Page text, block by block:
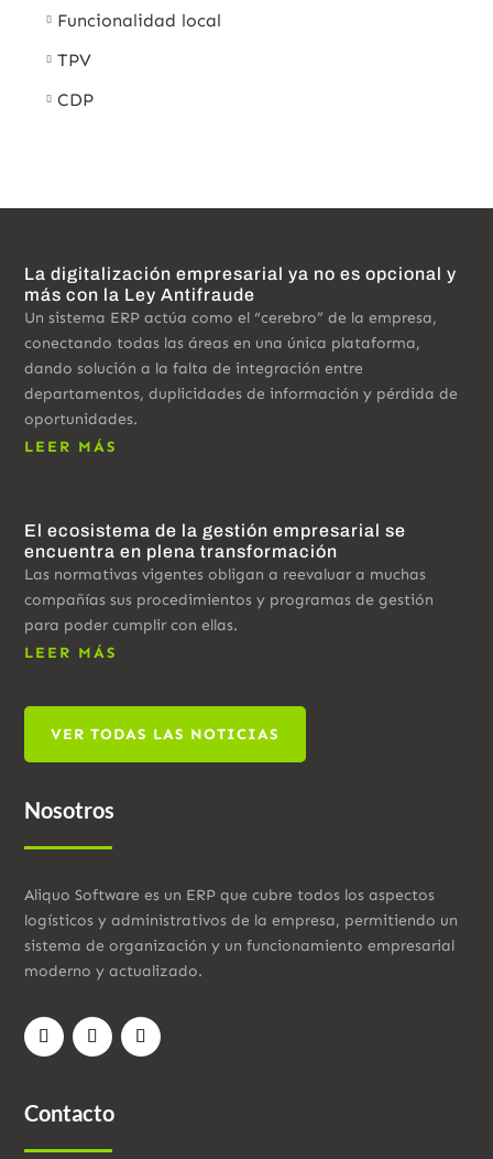
Funcionalidad local
TPV
CDP
La digitalización empresarial ya no es opcional y
más con la Ley Antifraude
Un sistema ERP actúa como el “cerebro” de la empresa,
conectando todas las áreas en una única plataforma,
dando solución a la falta de integración entre
departamentos, duplicidades de información y pérdida de
oportunidades.
LEER MÁS
El ecosistema de la gestión empresarial se
encuentra en plena transformación
Las normativas vigentes obligan a reevaluar a muchas
compañías sus procedimientos y programas de gestión
para poder cumplir con ellas.
LEER MÁS
VER TODAS LAS NOTICIAS
Nosotros
Aliquo Software es un ERP que cubre todos los aspectos
logísticos y administrativos de la empresa, permitiendo un
sistema de organización y un funcionamiento empresarial
moderno y actualizado.
Contacto